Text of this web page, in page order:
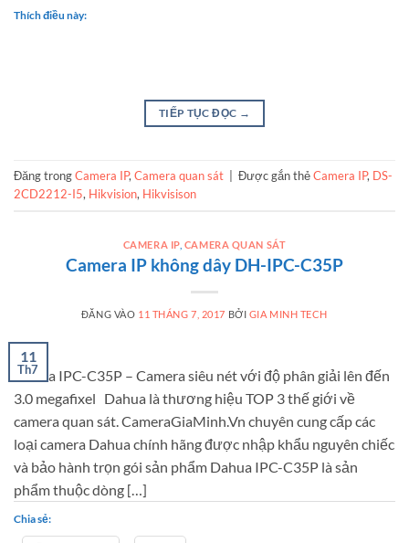
Thích điều này:
TIẾP TỤC ĐỌC →
Đăng trongCamera IP, Camera quan sát Được gắn thẻCamera IP, DS-
2CD2212-I5, Hikvision, Hikvisison
CAMERA IP, CAMERA QUAN SÁT
Camera IP không dây DH-IPC-C35P
ĐĂNG VÀO 11 THÁNG 7, 2017 BỞI GIA MINH TECH
11
Th7
Dahua IPC-C35P – Camera siêu nét với độ phân giải lên đến
3.0 megafixel Dahua là thương hiệu TOP 3 thế giới về
camera quan sát. CameraGiaMinh.Vn chuyên cung cấp các
loại camera Dahua chính hãng được nhập khẩu nguyên chiếc
và bảo hành trọn gói sản phẩm Dahua IPC-C35P là sản
phẩm thuộc dòng […]
Chia sẻ: